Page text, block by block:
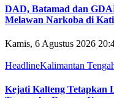
DAD, Batamad dan
Melawan Narkoba di
Kamis, 6 Agustus 2026
HeadlineKalimantan
Kejati Kalteng Tetapkan